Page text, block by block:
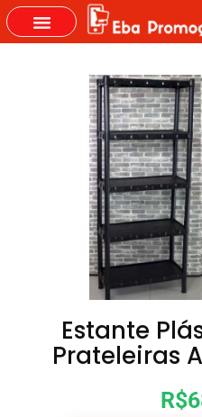
Estante
Prateleiras